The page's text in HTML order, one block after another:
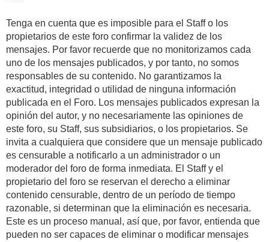
Tenga en cuenta que es imposible para el Staff o los
propietarios de este foro confirmar la validez de los
mensajes. Por favor recuerde que no monitorizamos cada
uno de los mensajes publicados, y por tanto, no somos
responsables de su contenido. No garantizamos la
exactitud, integridad o utilidad de ninguna información
publicada en el Foro. Los mensajes publicados expresan la
opinión del autor, y no necesariamente las opiniones de
este foro, su Staff, sus subsidiarios, o los propietarios. Se
invita a cualquiera que considere que un mensaje publicado
es censurable a notificarlo a un administrador o un
moderador del foro de forma inmediata. El Staff y el
propietario del foro se reservan el derecho a eliminar
contenido censurable, dentro de un período de tiempo
razonable, si determinan que la eliminación es necesaria.
Este es un proceso manual, así que, por favor, entienda que
pueden no ser capaces de eliminar o modificar mensajes